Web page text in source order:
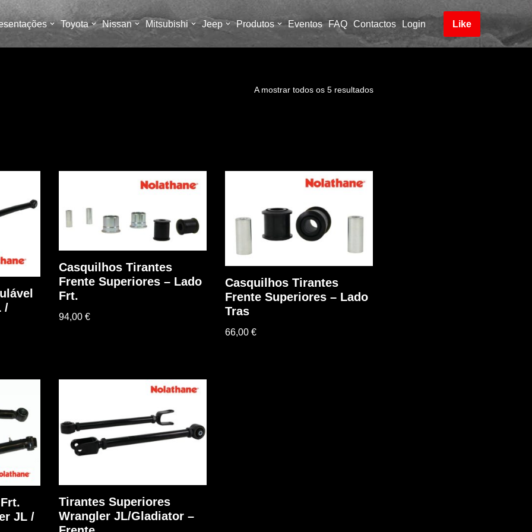
Toyota Nissan Mitsubishi Jeep Produtos Eventos FAQ Contactos Login Like
A mostrar todos os 5 resultados
/
Casquilhos Tirantes
Frente Superiores – Lado
Frt.
94,00 €
Casquilhos Tirantes
Frente Superiores – Lado
Tras
66,00 €
JL /
Tirantes Superiores
Wrangler JL/Gladiator –